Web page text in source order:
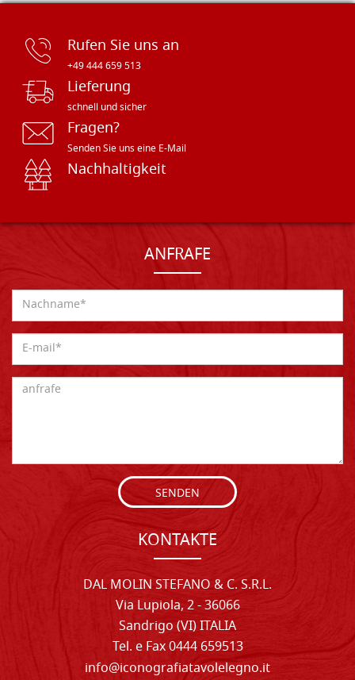
Rufen Sie uns an
+49 444 659 513
Lieferung
schnell und sicher
Fragen?
Senden Sie uns eine E-Mail
Nachhaltigkeit
ANFRAFE
SENDEN
KONTAKTE
DAL MOLIN STEFANO & C. S.R.L.
Via Lupiola, 2 - 36066
Sandrigo (VI) ITALIA
Tel. e Fax 0444 659513
info@iconografiatavolelegno.it